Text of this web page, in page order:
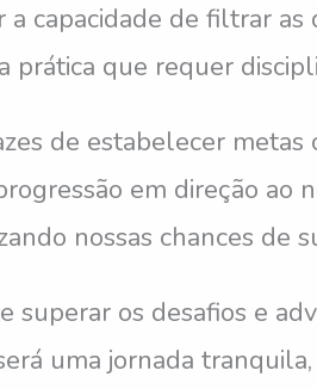
capacidade de filtrar
prática que requer
de estabelecer
em direção ao
nossas chances de
superar os desafios e
uma jornada